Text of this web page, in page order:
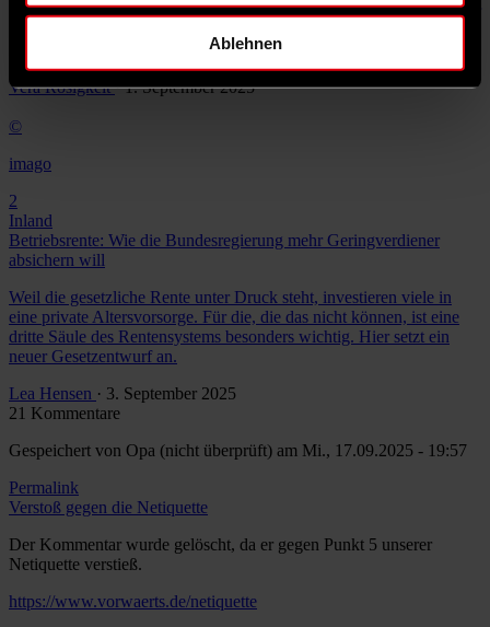
Ablehnen
werden, wenn es um Anträge für Bürger- oder Wohngeld geht. Über
Vera Rosigkeit· 1. September 2025
©
imago
2
Inland
Betriebsrente: Wie die Bundesregierung mehr Geringverdiener
absichern will
Weil die gesetzliche Rente unter Druck steht, investieren viele in
eine private Altersvorsorge. Für die, die das nicht können, ist eine
dritte Säule des Rentensystems besonders wichtig. Hier setzt ein
neuer Gesetzentwurf an.
Lea Hensen · 3. September 2025
21 Kommentare
Gespeichert von Opa (nicht überprüft) am Mi., 17.09.2025 - 19:57
Permalink
Verstoß gegen die Netiquette
Der Kommentar wurde gelöscht, da er gegen Punkt 5 unserer
Netiquette verstieß.
https://www.vorwaerts.de/netiquette